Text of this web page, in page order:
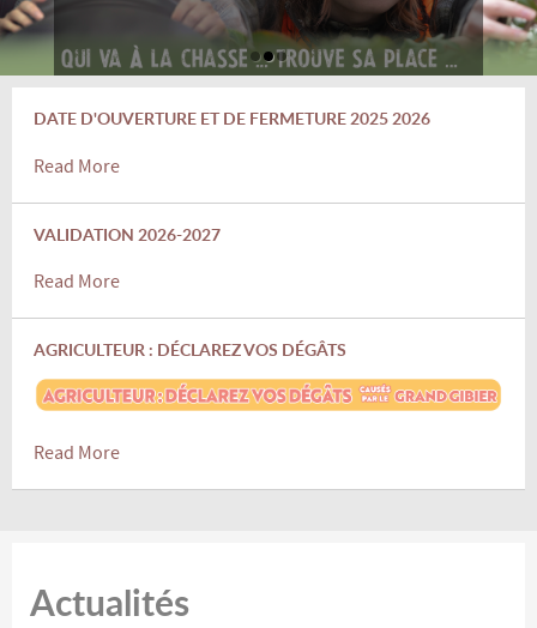
DATE D'OUVERTURE ET DE FERMETURE 2025 2026
Read More
VALIDATION 2026-2027
Read More
AGRICULTEUR : DÉCLAREZ VOS DÉGÂTS
Read More
Actualités